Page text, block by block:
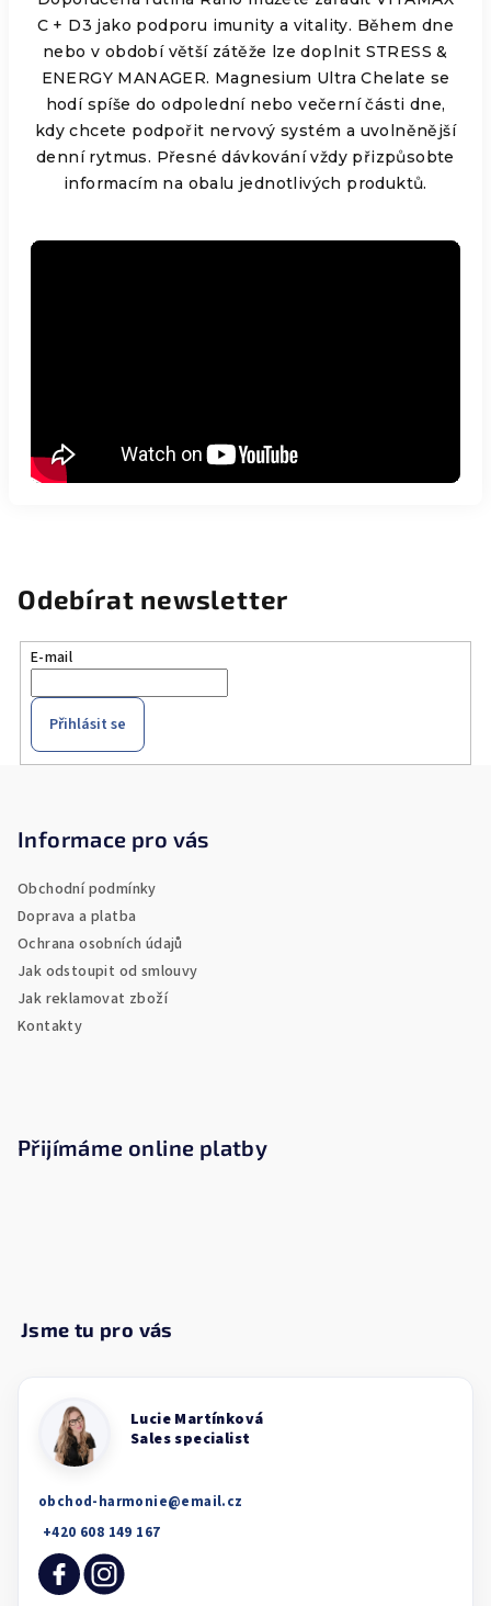
C + D3 jako podporu imunity a vitality. Během dne
nebo v období větší zátěže lze doplnit STRESS &
ENERGY MANAGER. Magnesium Ultra Chelate se
hodí spíše do odpolední nebo večerní části dne,
kdy chcete podpořit nervový systém a uvolněnější
denní rytmus. Přesné dávkování vždy přizpůsobte
informacím na obalu jednotlivých produktů.
Odebírat newsletter
E-mail
Přihlásit se
Informace pro vás
Obchodní podmínky
Doprava a platba
Ochrana osobních údajů
Jak odstoupit od smlouvy
Jak reklamovat zboží
Kontakty
Přijímáme online platby
obchod-harmonie@email.cz